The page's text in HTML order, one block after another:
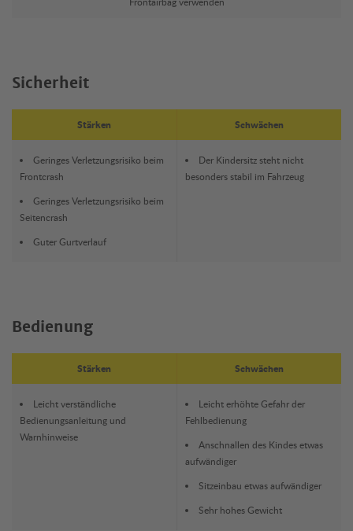
Sicherheit
Stärken Schwächen
Geringes Verletzungsrisiko beim
Frontcrash
Geringes Verletzungsrisiko beim
Seitencrash
Guter Gurtverlauf
Der Kindersitz steht nicht
besonders stabil im Fahrzeug
Bedienung
Stärken Schwächen
Leicht verständliche
Bedienungsanleitung und
Warnhinweise
Leicht erhöhte Gefahr der
Fehlbedienung
Anschnallen des Kindes etwas
aufwändiger
Sitzeinbau etwas aufwändiger
Sehr hohes Gewicht